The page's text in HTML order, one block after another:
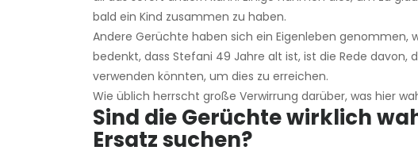
bald ein Kind zusammen zu haben.
Andere Gerüchte haben sich ein Eigenleben genommen,
bedenkt, dass Stefani 49 Jahre alt ist, ist die Rede davon,
verwenden könnten, um dies zu erreichen.
Wie üblich herrscht große Verwirrung darüber, was hier
Sind die Gerüchte wirklich
Ersatz suchen?